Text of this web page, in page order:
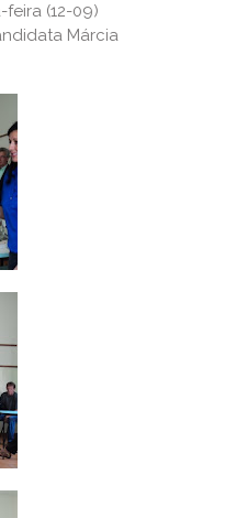
(12-09)
Márcia